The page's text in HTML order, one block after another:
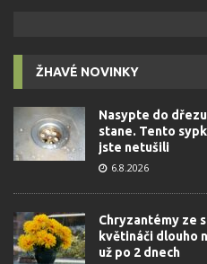
ŽHAVÉ NOVINKY
Nasypte do
stane. Tento
jste netušili
6.8.2026
Chryzantémy ze
květináči dlouho
už po 2 dnech